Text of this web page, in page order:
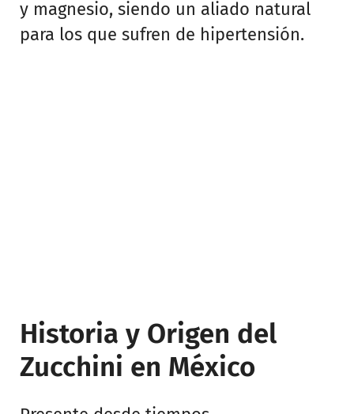
y magnesio, siendo un aliado natural
para los que sufren de hipertensión.
Historia y Origen del
Zucchini en México